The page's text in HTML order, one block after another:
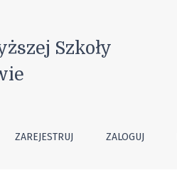
Szkoły
ZAREJESTRUJ ZALOGUJ